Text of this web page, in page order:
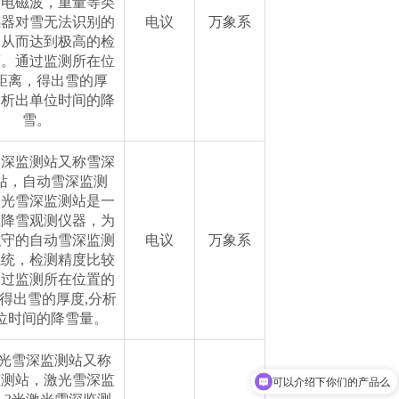
对雪无法识别的
而达到极高的检
通过监测所在位
离，得出雪的厚
出单位时间的降
雪。
电议 万象系
监测站又称雪深
，自动雪深监测
雪深监测站是一
雪观测仪器，为
的自动雪深监测
，检测精度比较
监测所在位置的
出雪的厚度,分析
时间的降雪量。
电议 万象系
雪深监测站又称
站，激光雪深监
你们是怎么收费的呢